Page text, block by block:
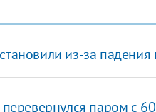
из-за
перевернулся паром с